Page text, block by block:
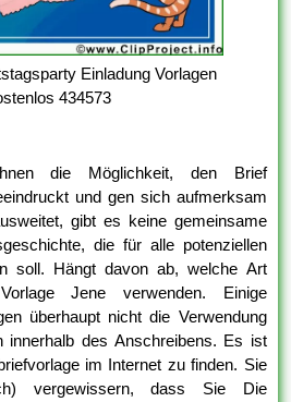
Einladung Vorlagen
434573
die Möglichkeit, den Brief
und gen sich aufmerksam
gibt es keine gemeinsame
die für alle potenziellen
soll. Hängt davon ab, welche Art
Jene verwenden. Einige
überhaupt nicht die Verwendung
innerhalb des Anschreibens. Es ist
im Internet zu finden. Sie
vergewissern, dass Sie Die